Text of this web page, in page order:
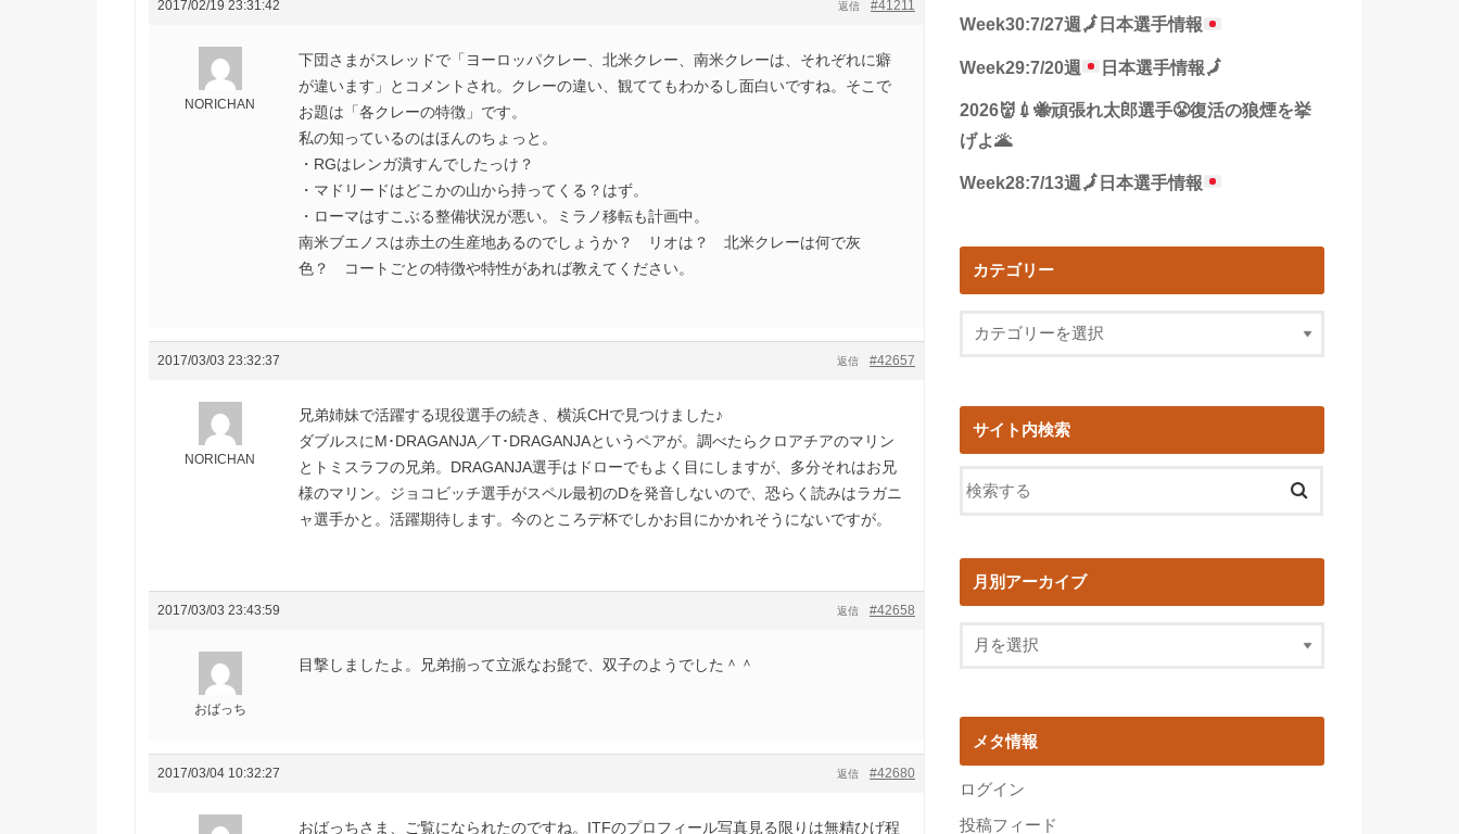
2017/02/19 23:31:42 #41211
返信
NORICHAN
下団さまがスレッドで「ヨーロッパクレー、北米クレー、南米クレーは、それぞれに癖
が違います」とコメントされ。クレーの違い、観ててもわかるし面白いですね。そこで
お題は「各クレーの特徴」です。
私の知っているのはほんのちょっと。
・RGはレンガ潰すんでしたっけ？
・マドリードはどこかの山から持ってくる？はず。
・ローマはすこぶる整備状況が悪い。ミラノ移転も計画中。
南米ブエノスは赤土の生産地あるのでしょうか？ リオは？ 北米クレーは何で灰
色？ コートごとの特徴や特性があれば教えてください。
2017/03/03 23:32:37 #42657
返信
NORICHAN
兄弟姉妹で活躍する現役選手の続き、横浜CHで見つけました♪
ダブルスにM･DRAGANJA／T･DRAGANJAというペアが。調べたらクロアチアのマリン
とトミスラフの兄弟。DRAGANJA選手はドローでもよく目にしますが、多分それはお兄
様のマリン。ジョコビッチ選手がスペル最初のDを発音しないので、恐らく読みはラガニ
ャ選手かと。活躍期待します。今のところデ杯でしかお目にかかれそうにないですが。
2017/03/03 23:43:59 #42658
返信
おばっち
目撃しましたよ。兄弟揃って立派なお髭で、双子のようでした＾＾
2017/03/04 10:32:27 #42680
返信
おばっちさま、ご覧になられたのですね。ITFのプロフィール写真見る限りは無精ひげ程
Week30:7/27週🗾 日本選手情報
Week29:7/20週 日本選手情報🗾
2026👹💉🐝頑張れ太郎選手😤復活の狼煙を挙
げよ🌋
Week28:7/13週 🗾 日本選手情報
カテゴリー
サイト内検索
月別アーカイブ
メタ情報
ログイン
投稿フィード